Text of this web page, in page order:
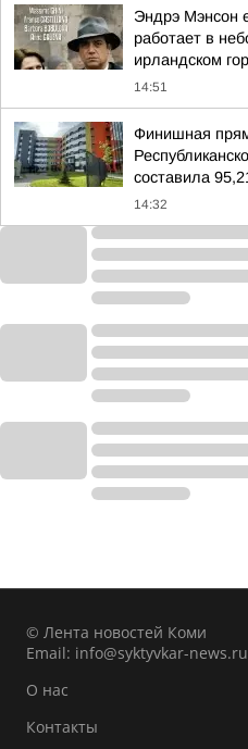
Эндрэ Мэнсон
работает в
ирландском
14:51
Финишная
составила
14:32
© Лента новостей Коми
Email: info@syktyvkar-news.ru
О нас
Контакты